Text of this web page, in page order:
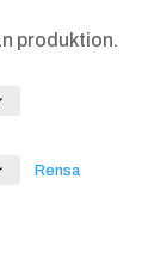
produktion.
Rensa